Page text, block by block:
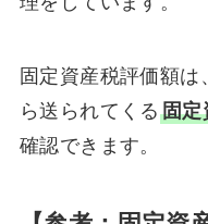
固定資産税評価額
ら送られてくる 固定
確認できます。